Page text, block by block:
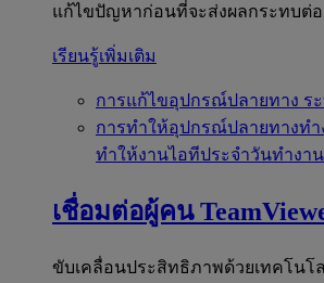
แก้ไขปัญหาก่อนที่จะส่งผลกระทบต่อ
เรียนรู้เพิ่มเติม
การแก้ไขอุปกรณ์ปลายทาง ร
การทำให้อุปกรณ์ปลายทางท
ทำให้งานไอทีประจำวันทำงา
เชื่อมต่อผู้คน
ขับเคลื่อนประสิทธิภาพด้วยเทคโนโ